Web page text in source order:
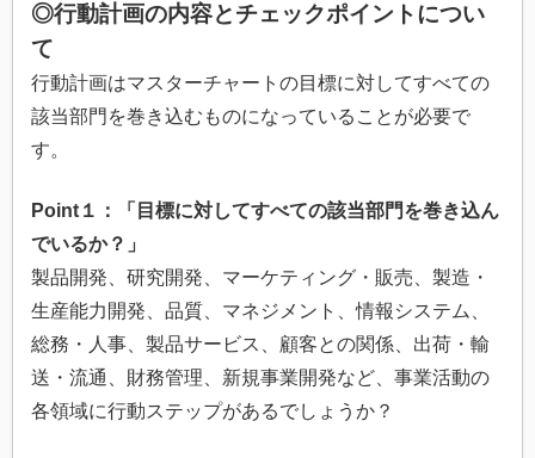
◎行動計画の内容とチェックポイントについ
て
行動計画はマスターチャートの目標に対してすべての
該当部門を巻き込むものになっていることが必要で
す。
Point１：「目標に対してすべての該当部門を巻き込ん
でいるか？」
製品開発、研究開発、マーケティング・販売、製造・
生産能力開発、品質、マネジメント、情報システム、
総務・人事、製品サービス、顧客との関係、出荷・輸
送・流通、財務管理、新規事業開発など、事業活動の
各領域に行動ステップがあるでしょうか？